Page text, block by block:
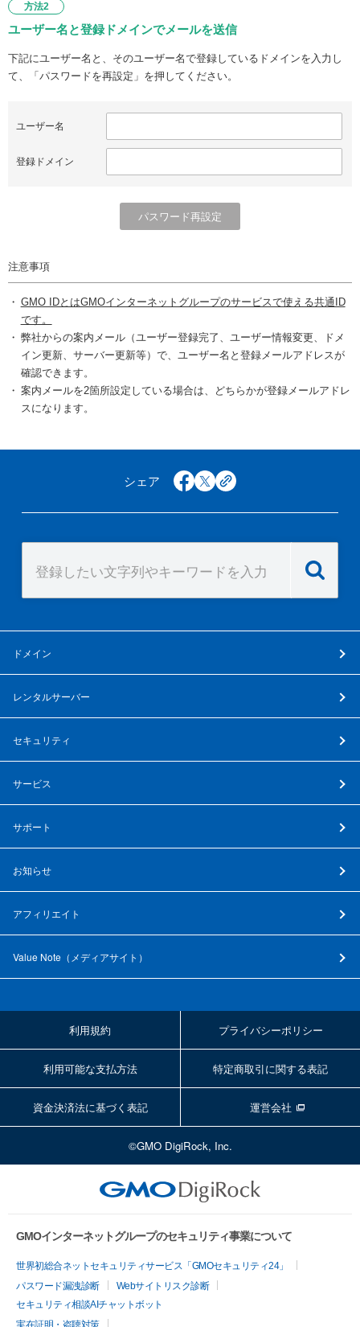
方法2
ユーザー名と登録ドメインでメールを送信
下記にユーザー名と、そのユーザー名で登録しているドメインを入力し
て、「パスワードを再設定」を押してください。
ユーザー名
登録ドメイン
注意事項
GMO IDとはGMOインターネットグループのサービスで使える共通ID
です。
弊社からの案内メール（ユーザー登録完了、ユーザー情報変更、ドメ
イン更新、サーバー更新等）で、ユーザー名と登録メールアドレスが
確認できます。
案内メールを2箇所設定している場合は、どちらかが登録メールアドレ
スになります。
シェア facebook
x copy
ドメイン
レンタルサーバー
セキュリティ
サービス
サポート
お知らせ
アフィリエイト
Value Note（ メディアサイト ）
利用規約 プライバシーポリシー
利用可能な支払方法 特定商取引に関する表記
資金決済法に基づく表記 運営会社
©GMO DigiRock, Inc.
GMOインターネットグループのセキュリティ事業について
世界初総合ネットセキュリティサービス「GMOセキュリティ24」
パスワード漏洩診断
Webサイトリスク診断
セキュリティ相談AIチャットボット
実在証明・盗聴対策